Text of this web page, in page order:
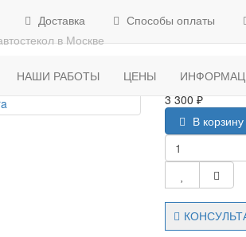
Доставка Способы оплаты
в Москве
НАШИ РАБОТЫ ЦЕНЫ
ДЛЯ ЛЕГКОВЫХ АВТО Боковые
стекло Nissan
3 300 ₽
В корзину